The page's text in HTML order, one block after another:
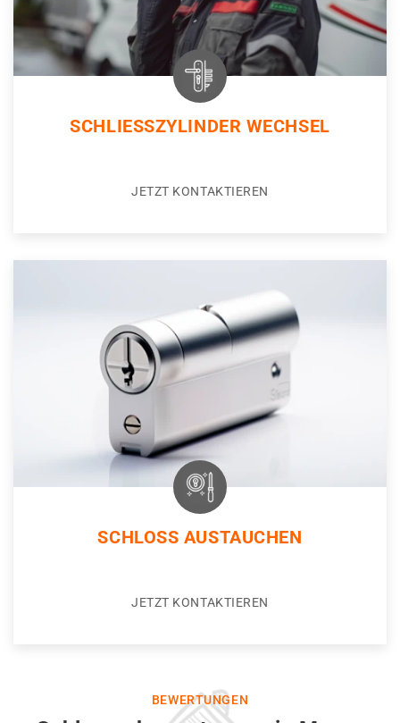
SCHLIESSZYLINDER WECHSEL
JETZT KONTAKTIEREN
SCHLOSS AUSTAUCHEN
JETZT KONTAKTIEREN
BEWERTUNGEN